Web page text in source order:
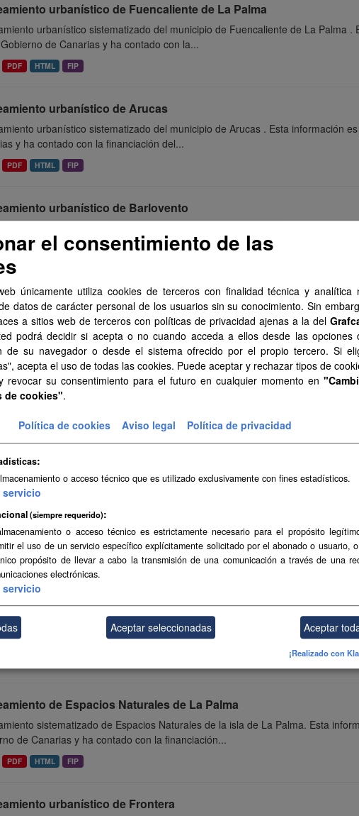
urbanístico de Fuencaliente de La Palma
urbanístico sistematizado del municipio de Fuencaliente de La Palma
de Canarias y ha contado con la...
PDF HTML FIP
urbanístico de Arucas
urbanístico sistematizado del municipio de Arucas . Esta información
y ha contado con la financiación del...
PDF HTML FIP
urbanístico de Barlovento
urbanístico sistematizado del municipio de Barlovento . Esta
y ha contado con la financiación del...
PDF
urbanístico de Tuineje
urbanístico sistematizado del municipio de Tuineje . Esta información
y ha contado con la financiación del...
PDF HTML FIP
urbanístico sistematizado del municipio de Adeje . Esta información
y ha contado con la financiación del...
PDF HTML
de Espacios Naturales de Gran Canaria
sistematizado de Espacios Naturales de la isla de Gran Canaria. Esta
de Canarias y ha contado con la...
PDF HTML FIP
de Espacios Naturales de Tenerife
sistematizado de Espacios Naturales de la isla de Tenerife. Esta
de Canarias y ha contado con la financiación...
de Espacios Naturales de La Palma
sistematizado de Espacios Naturales de la isla de La Palma. Esta
de Canarias y ha contado con la financiación...
PDF HTML FIP
urbanístico de Frontera
el consentimiento de las
únicamente utiliza cookies de terceros con finalidad técnica y analítica
datos de carácter personal de los usuarios sin su conocimiento. Sin
a sitios web de terceros con políticas de privacidad ajenas a la del
podrá decidir si acepta o no cuando acceda a ellos desde las opciones
de su navegador o desde el sistema ofrecido por el propio tercero. Si
acepta el uso de todas las cookies. Puede aceptar y rechazar tipos de
revocar su consentimiento para el futuro en cualquier momento en
de cookies".
Política de cookies Aviso legal Política de privacidad
o acceso técnico que es utilizado exclusivamente con fines estadísticos.
servicio
(siempre requerido)
o acceso técnico es estrictamente necesario para el propósito
el uso de un servicio específico explícitamente solicitado por el abonado o usuario,
propósito de llevar a cabo la transmisión de una comunicación a través de una
electrónicas.
servicio
Aceptar seleccionadas Aceptar
¡Realizado con